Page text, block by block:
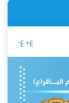
ع+ ع-